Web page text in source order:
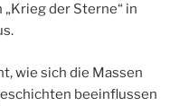
der Sterne“ in
wie sich die Massen
beeinflussen